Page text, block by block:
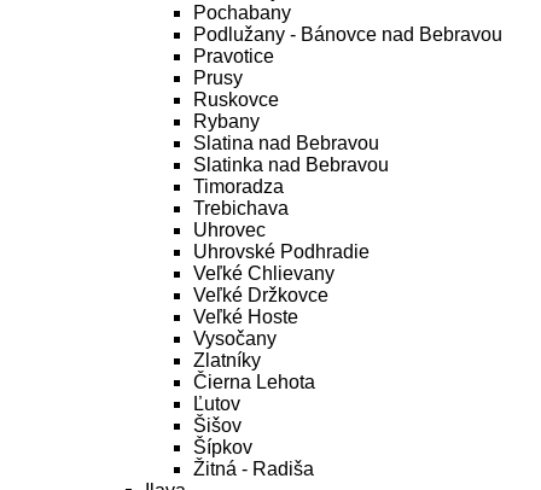
Pochabany
Podlužany - Bánovce nad Bebravou
Pravotice
Prusy
Ruskovce
Rybany
Slatina nad Bebravou
Slatinka nad Bebravou
Timoradza
Trebichava
Uhrovec
Uhrovské Podhradie
Veľké Chlievany
Veľké Držkovce
Veľké Hoste
Vysočany
Zlatníky
Čierna Lehota
Ľutov
Šišov
Šípkov
Žitná - Radiša